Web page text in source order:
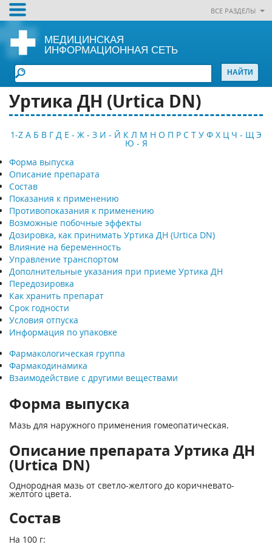
ВСЕ РАЗДЕЛЫ
МЕДИЦИНСКАЯ
ИНФОРМАЦИОННАЯ СЕТЬ
Уртика ДН (Urtica DN)
1-Z А Б В Г Д Е - Ж - З И - Й К Л М Н О П Р С Т У Ф Х Ц Ч - Щ Э
Ю - Я
Форма выпуска
Описание препарата
Состав
Показания к применению
Противопоказания к применению
Возможные побочные эффекты
Дозировка, как принимать Уртика ДН (Urtica DN)
Влияние на беременность
Управление транспортом
Дополнительные указания при приеме Уртика ДН
Передозировка
Как хранить препарат
Срок годности
Условия отпуска
Информация по упаковке
Фармакологическая группа
Фармакодинамика
Взаимодействие с другими веществами
Форма выпуска
Мазь для наружного применения гомеопатическая.
Описание препарата Уртика ДН
(Urtica DN)
Однородная мазь от светло-желтого до коричневато-
желтого цвета.
Состав
На 100 г: